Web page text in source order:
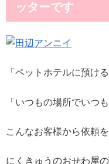
ッターです
「ペットホテルに預け
「いつもの場所でいつ
こんなお客様から依頼
にくきゅうのおせわ屋